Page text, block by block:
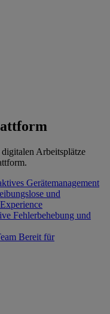
Arbeitsplätze
Gerätemanagement
und
Fehlerbehebung und
Bereit für